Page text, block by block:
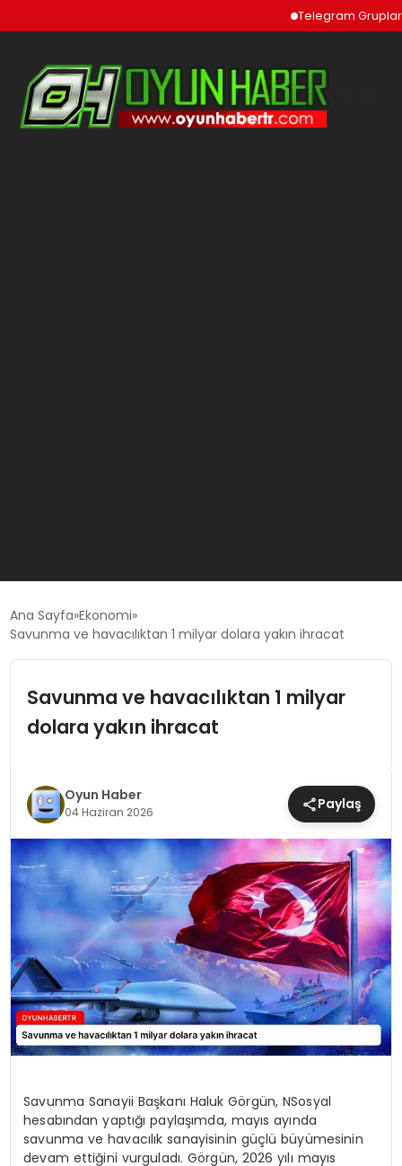
Telegram Grupları
GÜNCEL
OYUN HABERLERI
EKONOMI
MAGAZIN
SAĞLIK
TEKNOLOJI
YAŞAM
Ana Sayfa Ekonomi
Savunma ve havacılıktan 1 milyar dolara yakın ihracat
Savunma ve havacılıktan 1 milyar
dolara yakın ihracat
Oyun Haber
04 Haziran 2026 Paylaş
Savunma Sanayii Başkanı Haluk Görgün, NSosyal
hesabından yaptığı paylaşımda, mayıs ayında
savunma ve havacılık sanayisinin güçlü büyümesinin
devam ettiğini vurguladı. Görgün, 2026 yılı mayıs